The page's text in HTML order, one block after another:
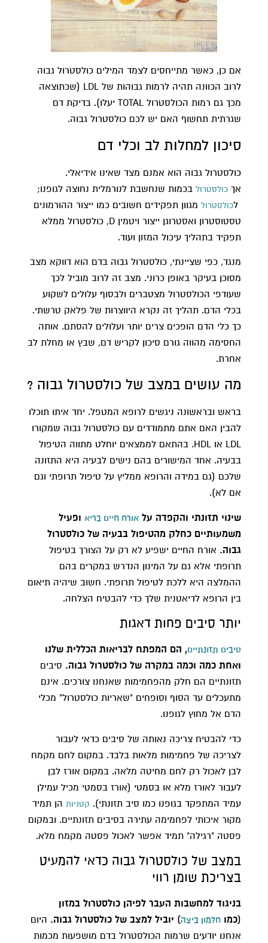
אם כן, כאשר מתייחסים לצמד המילים כולסטרול גבוה
לרוב הכוונה תהיה לרמות גבוהות של LDL (שכתוצאה
מכך גם רמות הכולסטרול TOTAL יעלו). בדיקת דם
שגרתית תחשוף האם יש לכם כולסטרול גבוה.
סיכון למחלות לב וכלי דם
כולסטרול גבוה הוא אמנם מצד שאינו אידיאלי.
אך כולסטרולבכמות שנחשבת לנורמלית נחוצה לגופנו;
לכולסטרולמגוון תפקידים חשובים כמו ייצור ההורמונים
טסטוסטרון ואסטרוגן ייצור ויטמין D, כולסטרול ממלא
תפקיד בתהליך עיכול המזון ועוד.
מנגד, כפי שציינתי, כולסטרול גבוה בדם הוא דווקא מצב
מסוכן בעיקר באופן כרוני. מצב זה לרוב מוביל לכך
שעודפי הכולסטרול מצטברים ולבסוף עלולים לשקוע
בכלי הדם. תהליך זה נקרא היווצרות של פלאק טרשתי.
כך כלי הדם הופכים צרים יותר ועלולים להסתם. אותה
החסימה מהווה גורם סיכון לקריש דם, שבץ או מחלת לב
אחרת.
מה עושים במצב של כולסטרול גבוה ?​
בראש ובראשונה ניגשים לרופא המטפל. יחד איתו תוכלו
להבין האם אתם מתמודדים עם כולסטרול גבוה שמקורו
LDL או HDL. בהתאם לממצאים יוחלט מתווה הטיפול
בבעיה. אחד המישורים בהם נישים לבעיה היא התזונה
שלכם (גם במידה והרופא ממליץ על טיפול תרופתי וגם
אם לא).
שינוי תזונתי והקפדה על אורח חיים בריאופעיל
משמעותיים כחלק מהטיפול בבעיה של כולסטרול
גבוה. אורח החיים ישפיע לא רק על הצורך בטיפול
תרופתי אלא גם על המינון הנדרש במקרים בהם
ההמלצה היא ללכת לטיפול תרופתי. חשוב שיהיה תיאום
בין הרופא לדיאטנית שלך כדי להבטיח הצלחה.
יותר סיבים פחות דאגות​
סיבים תזונתיים, הם המפתח לבריאות הכללית שלנו
ואחת כמה וכמה במקרה של כולסטרול גבוה. סיבים
תזונתיים הם חלק מהפחמימות שאנחנו צורכים. אינם
מתעכלים עד הסוף וסופחים "שאריות כולסטרול" מכלי
הדם אל מחוץ לגופנו.
כדי להבטיח צריכה נאותה של סיבים כדאי לעבור
לצריכה של פחמימות מלאות בלבד. במקום לחם מקמח
לבן לאכול רק לחם מחיטה מלאה. במקום אורז לבן
לעבור לאורז מלא או בסמטי (אורז בסמטי מכיל עמילן
עמיד המתפקד בגופנו כמו סיב תזונתי). קטניותהן תמיד
מקור איכותי לפחמימה עתירה בסיבים תזונתיים. ובמקום
פסטה "רגילה" תמיד אפשר לאכול פסטה מקמח מלא.
במצב של כולסטרול גבוה כדאי להמעיט
בצריכת שומן רווי​
בניגוד למחשבות העבר לפיהן כולסטרול במזון
(כמו חלמון ביצה) יוביל למצב של כולסטרול גבוה. היום
אנחנו יודעים שרמות הכולסטרול בדם מושפעות מכמות